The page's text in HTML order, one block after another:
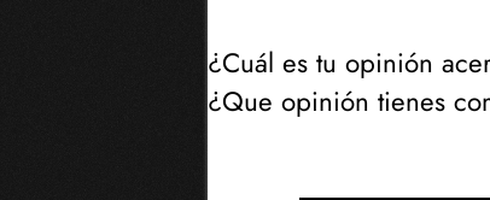
¿Cuál es tu opinión
¿Que opinión tienes